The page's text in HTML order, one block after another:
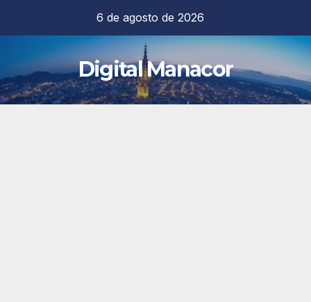
contenido
6 de agosto de 2026
Digital Manacor